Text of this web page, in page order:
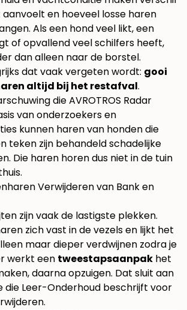
en hoeveel losse haren
Als een hond veel likt, een
of opvallend veel schilfers heeft,
dan alleen naar de borstel.
dat vaak vergeten wordt: gooi
altijd bij het restafval.
die AVROTROS Radar
van onderzoekers en
kunnen haren van honden die
teken zijn behandeld schadelijke
Die haren horen dus niet in de tuin
Verwijderen van Bank en
zijn vaak de lastigste plekken.
zich vast in de vezels en lijkt het
maar dieper verdwijnen zodra je
werkt een tweestapsaanpak het
daarna opzuigen. Dat sluit aan
die Leer-Onderhoud beschrijft voor
.